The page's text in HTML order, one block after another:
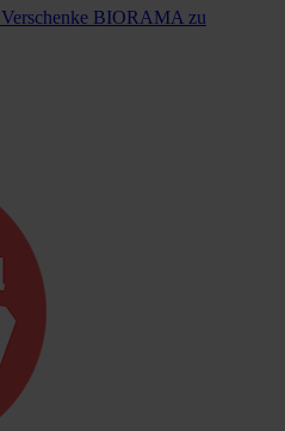
Verschenke BIORAMA zu